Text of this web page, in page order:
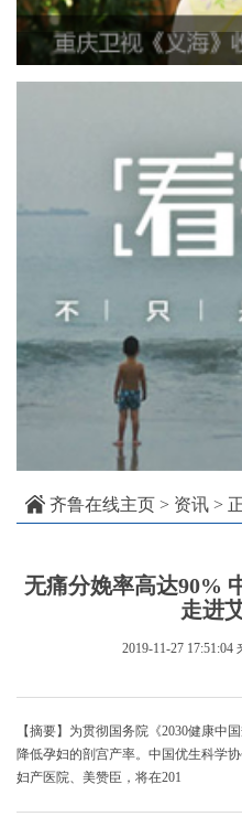
齐鲁在线主页 > 资讯 >
无痛分娩率高达90%
走进
2019-11-27 17:51:04
【摘要】为贯彻国务院《2030健康中
降低孕妇的剖宫产率。中国优生科学
妇产医院、美赞臣，将在201